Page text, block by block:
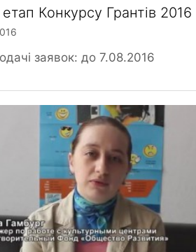
Конкурсу Грантів 2016
заявок: до 7.08.2016